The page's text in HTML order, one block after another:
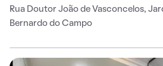
Rua Doutor João de Vasconcelos,
Bernardo do Campo